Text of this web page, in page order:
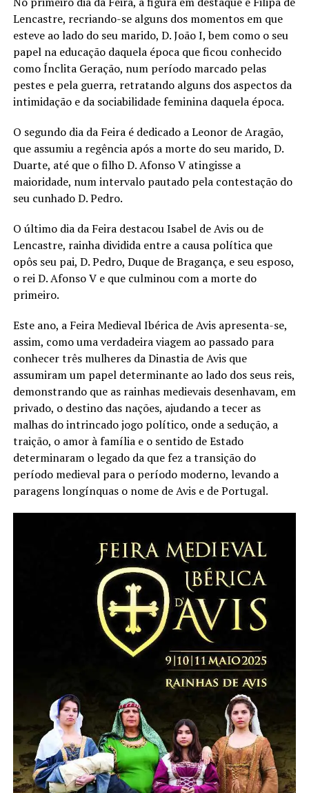
Lencastre, recriando-se alguns dos momentos em que
esteve ao lado do seu marido, D. João I, bem como o seu
papel na educação daquela época que ficou conhecido
como Ínclita Geração, num período marcado pelas
pestes e pela guerra, retratando alguns dos aspectos da
intimidação e da sociabilidade feminina daquela época.
O segundo dia da Feira é dedicado a Leonor de Aragão,
que assumiu a regência após a morte do seu marido, D.
Duarte, até que o filho D. Afonso V atingisse a
maioridade, num intervalo pautado pela contestação do
seu cunhado D. Pedro.
O último dia da Feira destacou Isabel de Avis ou de
Lencastre, rainha dividida entre a causa política que
opôs seu pai, D. Pedro, Duque de Bragança, e seu esposo,
o rei D. Afonso V e que culminou com a morte do
primeiro.
Este ano, a Feira Medieval Ibérica de Avis apresenta-se,
assim, como uma verdadeira viagem ao passado para
conhecer três mulheres da Dinastia de Avis que
assumiram um papel determinante ao lado dos seus reis,
demonstrando que as rainhas medievais desenhavam, em
privado, o destino das nações, ajudando a tecer as
malhas do intrincado jogo político, onde a sedução, a
traição, o amor à família e o sentido de Estado
determinaram o legado da que fez a transição do
período medieval para o período moderno, levando a
paragens longínquas o nome de Avis e de Portugal.